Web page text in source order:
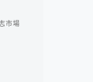
市場